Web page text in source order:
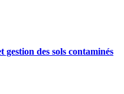
des sols contaminés